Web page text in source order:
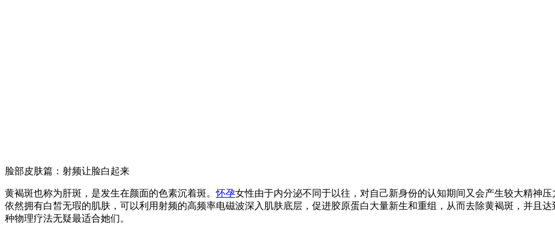
脸部皮肤篇：射频让脸白起来
黄褐斑也称为肝斑，是发生在颜面的色素沉着斑。怀孕女性由于内分泌不同于以往，对自己新身份的认知期间又会产生较大精神
依然拥有白皙无瑕的肌肤，可以利用射频的高频率电磁波深入肌肤底层，促进胶原蛋白大量新生和重组，从而去除黄褐斑，并且
种物理疗法无疑最适合她们。